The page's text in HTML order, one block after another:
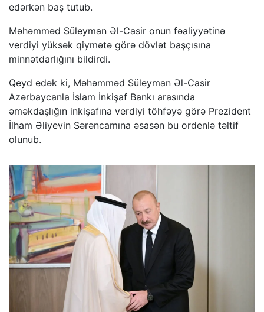
edərkən baş tutub.
Məhəmməd Süleyman Əl-Casir onun fəaliyyətinə
verdiyi yüksək qiymətə görə dövlət başçısına
minnətdarlığını bildirdi.
Qeyd edək ki, Məhəmməd Süleyman Əl-Casir
Azərbaycanla İslam İnkişaf Bankı arasında
əməkdaşlığın inkişafına verdiyi töhfəyə görə Prezident
İlham Əliyevin Sərəncamına əsasən bu ordenlə təltif
olunub.